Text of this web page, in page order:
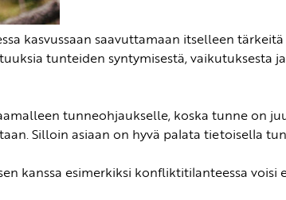
kasvussaan saavuttamaan itselleen
tunteiden syntymisestä, vaikutuksesta
tunneohjaukselle, koska tunne on
Silloin asiaan on hyvä palata tietoisella
kanssa esimerkiksi konfliktitilanteessa voisi